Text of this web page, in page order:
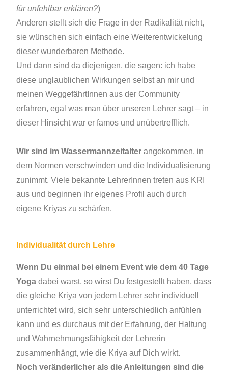
für unfehlbar erklären?)
Anderen stellt sich die Frage in der Radikalität nicht,
sie wünschen sich einfach eine Weiterentwickelung
dieser wunderbaren Methode.
Und dann sind da diejenigen, die sagen: ich habe
diese unglaublichen Wirkungen selbst an mir und
meinen WeggefährtInnen aus der Community
erfahren, egal was man über unseren Lehrer sagt – in
dieser Hinsicht war er famos und unübertrefflich.
Wir sind im Wassermannzeitalter angekommen, in
dem Normen verschwinden und die Individualisierung
zunimmt. Viele bekannte LehrerInnen treten aus KRI
aus und beginnen ihr eigenes Profil auch durch
eigene Kriyas zu schärfen.
Individualität durch Lehre
Wenn Du einmal bei einem Event wie dem 40 Tage
Yoga dabei warst, so wirst Du festgestellt haben, dass
die gleiche Kriya von jedem Lehrer sehr individuell
unterrichtet wird, sich sehr unterschiedlich anfühlen
kann und es durchaus mit der Erfahrung, der Haltung
und Wahrnehmungsfähigkeit der Lehrerin
zusammenhängt, wie die Kriya auf Dich wirkt.
Noch veränderlicher als die Anleitungen sind die